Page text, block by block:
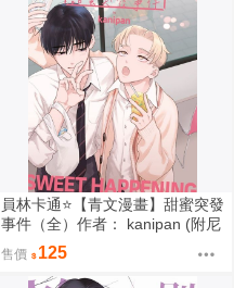
員林卡通⭐️【青文漫畫】甜蜜突發
事件（全）作者： kanipan (附尼
采書套)
售價 125